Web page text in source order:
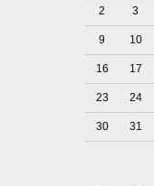
2 3
9 10
16 17
23 24
30 31